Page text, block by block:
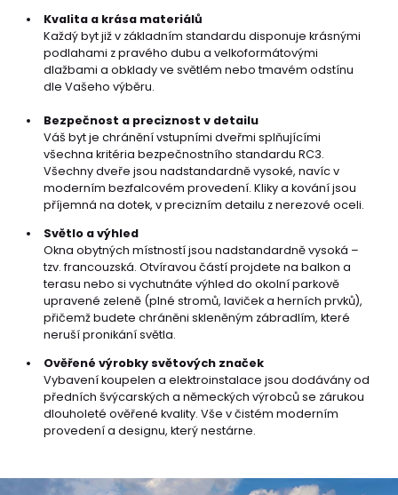
Kvalita a krása materiálů
Každý byt již v základním standardu disponuje krásnými
podlahami z pravého dubu a velkoformátovými
dlažbami a obklady ve světlém nebo tmavém odstínu
dle Vašeho výběru.
Bezpečnost a preciznost v detailu
Váš byt je chránění vstupními dveřmi splňujícími
všechna kritéria bezpečnostního standardu RC3.
Všechny dveře jsou nadstandardně vysoké, navíc v
moderním bezfalcovém provedení. Kliky a kování jsou
příjemná na dotek, v precizním detailu z nerezové oceli.
Světlo a výhled
Okna obytných místností jsou nadstandardně vysoká –
tzv. francouzská. Otvíravou částí projdete na balkon a
terasu nebo si vychutnáte výhled do okolní parkově
upravené zeleně (plné stromů, laviček a herních prvků),
přičemž budete chráněni skleněným zábradlím, které
neruší pronikání světla.
Ověřené výrobky světových značek
Vybavení koupelen a elektroinstalace jsou dodávány od
předních švýcarských a německých výrobců se zárukou
dlouholeté ověřené kvality. Vše v čistém moderním
provedení a designu, který nestárne.